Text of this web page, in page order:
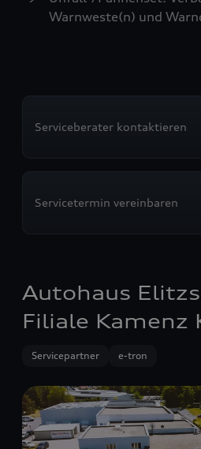
Warnweste(n) und
Serviceberater kontaktieren
Servicetermin vereinbaren
Autohaus
Filiale Kamenz
Servicepartner e-tron